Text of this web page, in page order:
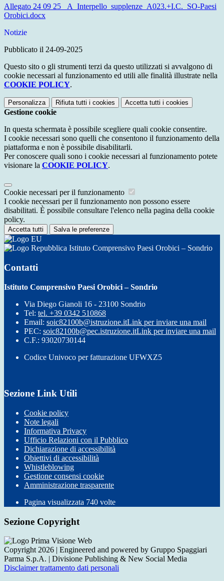
Allegato 24 09 25 _A_Interpello_supplenze_A023.+I.C._SO-Paesi
Orobici.docx
Notizie
Pubblicato il 24-09-2025
Questo sito o gli strumenti terzi da questo utilizzati si avvalgono di
cookie necessari al funzionamento ed utili alle finalità illustrate nella
COOKIE POLICY.
Personalizza Rifiuta tutti i cookies Accetta tutti i cookies
Gestione cookie
In questa schermata è possibile scegliere quali cookie consentire.
I cookie necessari sono quelli che consentono il funzionamento della
piattaforma e non è possibile disabilitarli.
Per conoscere quali sono i cookie necessari al funzionamento potete
visionare la COOKIE POLICY.
Cookie necessari per il funzionamento
I cookie necessari per il funzionamento non possono essere
disabilitati. È possibile consultare l'elenco nella pagina della cookie
policy.
Accetta tutti Salva le preferenze
Istituto Comprensivo Paesi Orobici – Sondrio
Contatti
Istituto Comprensivo Paesi Orobici – Sondrio
Via Diego Gianoli 16 - 23100 Sondrio
Tel: tel. +39 0342 510868
Email: soic82100b@istruzione.itLink per inviare una mail
PEC: soic82100b@pec.istruzione.itLink per inviare una mail
C.F.: 93020730144
Codice Univoco per fatturazione UFWXZ5
Sezione Link Utili
Cookie policy
Note legali
Informativa Privacy
Ufficio Relazioni con il Pubblico
Dichiarazione di accessibilità
Obiettivi di accessibilità
Whistleblowing
Gestione consensi cookie
Amministrazione trasparente
Pagina visualizzata 740 volte
Sezione Copyright
Copyright 2026 | Engineered and powered by Gruppo Spaggiari
Parma S.p.A. | Divisione Publishing & New Social Media
Disclaimer trattamento dati personali